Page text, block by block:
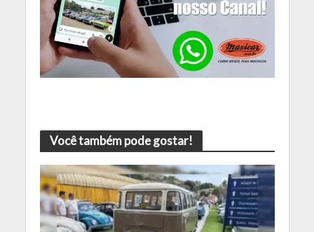
Você também pode gostar!